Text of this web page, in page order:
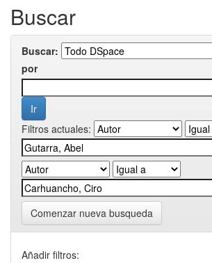
Buscar
Buscar:
por
Filtros actuales:
Comenzar nueva busqueda
Añadir filtros: